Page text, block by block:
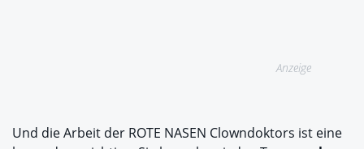
Anzeige
Und die Arbeit der ROTE NASEN Clowndoktors ist eine